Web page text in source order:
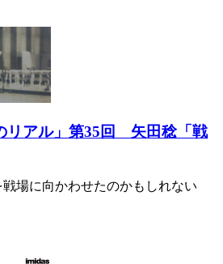
リアル」第35回 矢田稔「戦
場に向かわせたのかもしれない